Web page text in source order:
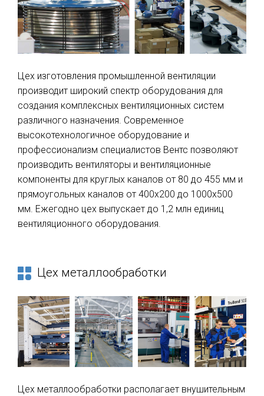
Цех изготовления промышленной вентиляции
производит широкий спектр оборудования для
создания комплексных вентиляционных систем
различного назначения. Современное
высокотехнологичное оборудование и
профессионализм специалистов Вентс позволяют
производить вентиляторы и вентиляционные
компоненты для круглых каналов от 80 до 455 мм и
прямоугольных каналов от 400х200 до 1000х500
мм. Ежегодно цех выпускает до 1,2 млн единиц
вентиляционного оборудования.
Цех металлообработки
Цех металлообработки располагает внушительным